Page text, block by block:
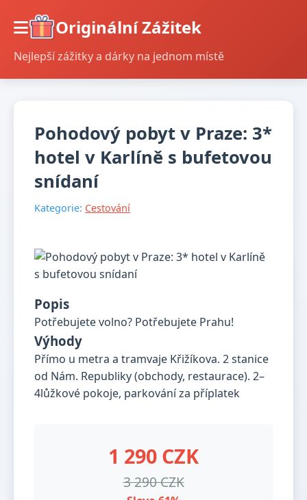
Originální Zážitek
Nejlepší zážitky a dárky na jednom místě
Pohodový pobyt v Praze: 3*
hotel v Karlíně s bufetovou
snídaní
Kategorie: Cestování
Popis
Potřebujete volno? Potřebujete Prahu!
Výhody
Přímo u metra a tramvaje Křižíkova. 2 stanice
od Nám. Republiky (obchody, restaurace). 2–
4lůžkové pokoje, parkování za příplatek
1 290 CZK
3 290 CZK